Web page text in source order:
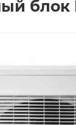
блок